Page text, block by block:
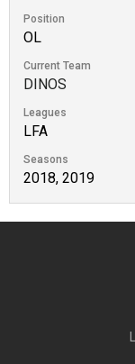
Position
OL
Current Team
DINOS
Leagues
LFA
Seasons
2018, 2019